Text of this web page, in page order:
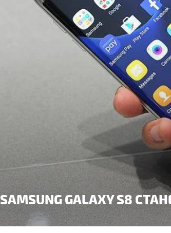
SAMSUNG GALAXY S8